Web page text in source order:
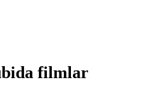
filmlar